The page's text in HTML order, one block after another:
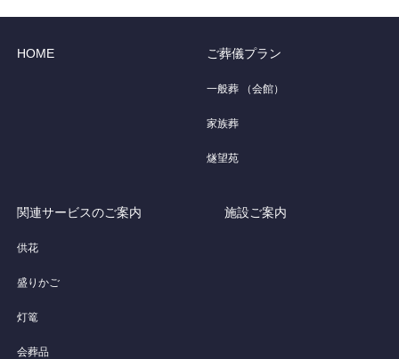
HOME ご葬儀プラン
一般葬 （会館）
家族葬
燧望苑
関連サービスのご案内
供花
盛りかご
灯篭
会葬品
施設ご案内